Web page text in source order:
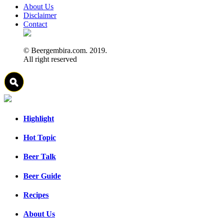
About Us
Disclaimer
Contact
© Beergembira.com. 2019.
All right reserved
Highlight
Hot Topic
Beer Talk
Beer Guide
Recipes
About Us